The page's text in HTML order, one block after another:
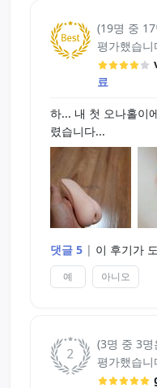
(19명 중
평가했습니
료
하... 내 첫 오나홀이
렸습니다...
댓글 5 | 이 후기가
예 아니오
(3명 중 3
평가했습니